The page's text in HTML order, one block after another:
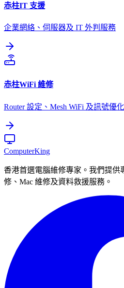
赤柱IT 支援
企業網絡、伺服器及 IT 外判服務
赤柱WiFi 維修
Router 設定、Mesh WiFi 及訊號優化
ComputerKing
香港首選電腦維修專家。我們提供
修、Mac 維修及資料救援服務。